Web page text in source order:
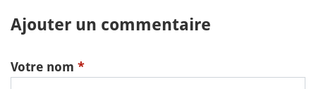
Ajouter un commentaire
Votre nom *